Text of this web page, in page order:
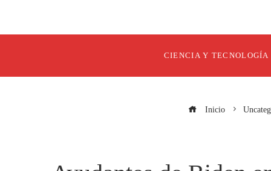
CIENCIA Y TECNOLOGÍA
Inicio